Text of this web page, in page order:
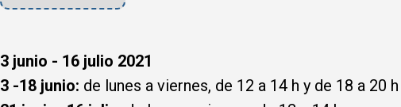
3 junio - 16 julio 2021
3 -18 junio: de lunes a viernes, de 12 a 14 h y de 18 a 20 h